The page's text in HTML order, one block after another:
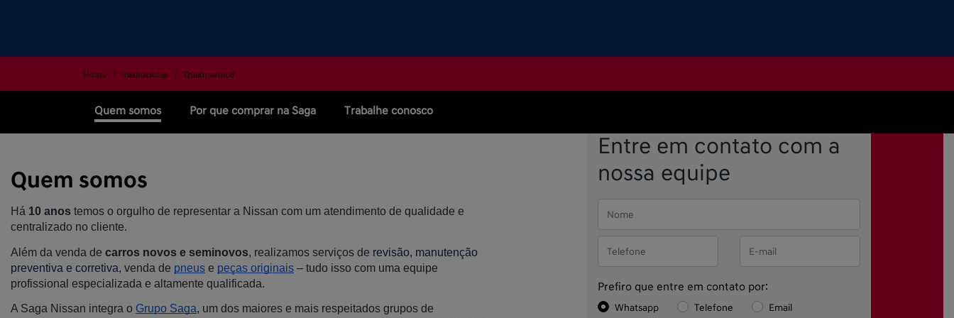
Home Institucional Quem somos
Quem somos Por que comprar na Saga Trabalhe conosco
Quem somos
Há 10 anos temos o orgulho de representar a Nissan com um atendimento de qualidade e
centralizado no cliente.
Além da venda de carros novos e seminovos, realizamos serviços de revisão, manutenção
preventiva e corretiva, venda de pneus e peças originais – tudo isso com uma equipe
profissional especializada e altamente qualificada.
A Saga Nissan integra o Grupo Saga, um dos maiores e mais respeitados grupos de
Entre em contato com a
nossa equipe
Prefiro que entre em contato por:
Whatsapp Telefone Email